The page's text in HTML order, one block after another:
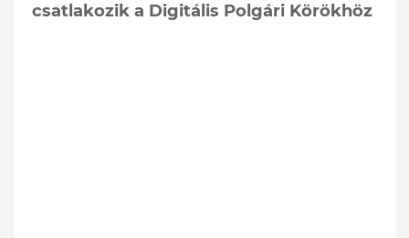
csatlakozik a Digitális Polgári Körökhöz